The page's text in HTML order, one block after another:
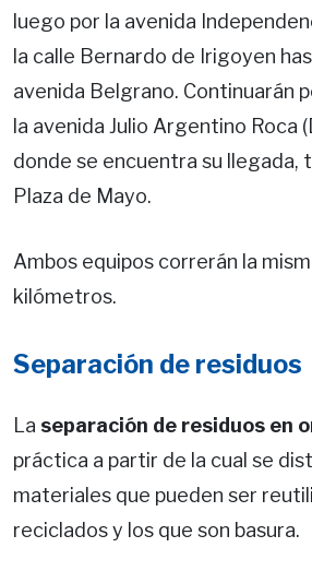
luego por la avenida
la calle Bernardo de Irigoyen
avenida Belgrano. Continuarán
la avenida Julio Argentino Roca
donde se encuentra su llegada,
Plaza de Mayo.
Ambos equipos correrán la
kilómetros.
Separación de residuos
La separación de residuos en
práctica a partir de la cual se
materiales que pueden ser
reciclados y los que son basura.